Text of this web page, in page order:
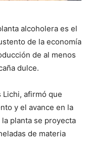
alcoholera es el
de la economía
de al menos
dulce.
afirmó que
y el avance en la
planta se proyecta
de materia